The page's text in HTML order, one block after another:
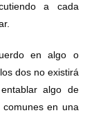
a cada
en algo o
dos no existirá
algo de
en una